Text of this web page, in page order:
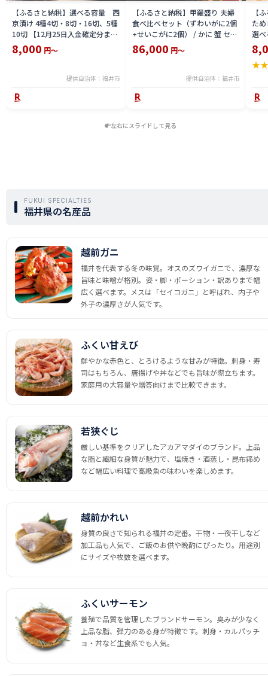
【ふるさと納税】選べる容量 西
京漬け 4種4切・8切・16切、5種
10切 【12月25日入金確定分まで
「年内発送」「年内配送」「年内
お届け」】/ レンジで温めるだけ
8,000 円～
提供自治体：福井市
【ふるさと納税】甲羅盛り 夫婦
食べ比べセット（ずわいがに2個
+せいこがに2個） / かに 蟹 セイ
コ ずわい ズワイ 内子 外子 国産
冷凍 冬 冬の味覚 珍味 グルメ 国
86,000 円～
提供自治体：福井市
【
た
選
鯖
用
テラ
★
左右にスライドして見る
FUKUI SPECIALTIES
福井県の名産品
越前ガニ
福井を代表する冬の味覚。オスのズワイガニで、濃厚な
旨味と味噌が格別。姿・脚・ポーション・訳ありまで幅
広く選べます。メスは「セイコガニ」と呼ばれ、内子や
外子の濃厚さが人気です。
ふくい甘えび
鮮やかな赤色と、とろけるような甘みが特徴。刺身・寿
司はもちろん、唐揚げや丼などでも旨味が際立ちます。
家庭用の大容量や贈答向けまで比較できます。
若狭ぐじ
厳しい基準をクリアしたアカアマダイのブランド。上品
な脂と繊細な身質が魅力で、塩焼き・酒蒸し・昆布締め
など幅広い料理で高級魚の味わいを楽しめます。
越前かれい
身質の良さで知られる福井の定番。干物・一夜干しなど
加工品も人気で、ご飯のお供や晩酌にぴったり。用途別
にサイズや枚数を選べます。
ふくいサーモン
養殖で品質を管理したブランドサーモン。臭みが少なく
上品な脂、弾力のある身が特徴です。刺身・カルパッチ
ョ・丼など生食系でも人気。